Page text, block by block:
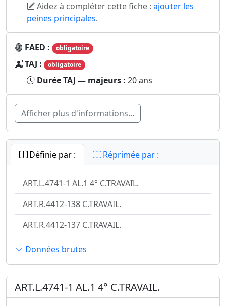
Aidez à compléter cette fiche : ajouter les
peines principales.
FAED : obligatoire
TAJ : obligatoire
Durée TAJ — majeurs : 20 ans
Afficher plus d'informations...
Définie par : Réprimée par :
ART.L.4741-1 AL.1 4° C.TRAVAIL.
ART.R.4412-138 C.TRAVAIL.
ART.R.4412-137 C.TRAVAIL.
Données brutes
ART.L.4741-1 AL.1 4° C.TRAVAIL.